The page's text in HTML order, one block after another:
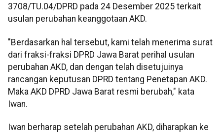
3708/TU.04/DPRD pada 24 Desember 2025 terkait
usulan perubahan keanggotaan AKD.
"Berdasarkan hal tersebut, kami telah menerima surat
dari fraksi-fraksi DPRD Jawa Barat perihal usulan
perubahan AKD, dan dengan telah disetujuinya
rancangan keputusan DPRD tentang Penetapan AKD.
Maka AKD DPRD Jawa Barat resmi berubah," kata
Iwan.
Iwan berharap setelah perubahan AKD, diharapkan ke